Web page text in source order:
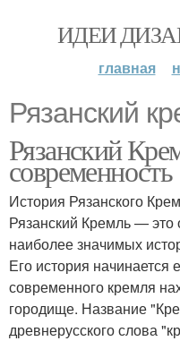
ИДЕИ
главная
Рязанский
Рязанский
современность
История Рязанского
Рязанский Кремль —
наиболее значимых
Его история начинается
современного кремля
городище. Название
древнерусского слова